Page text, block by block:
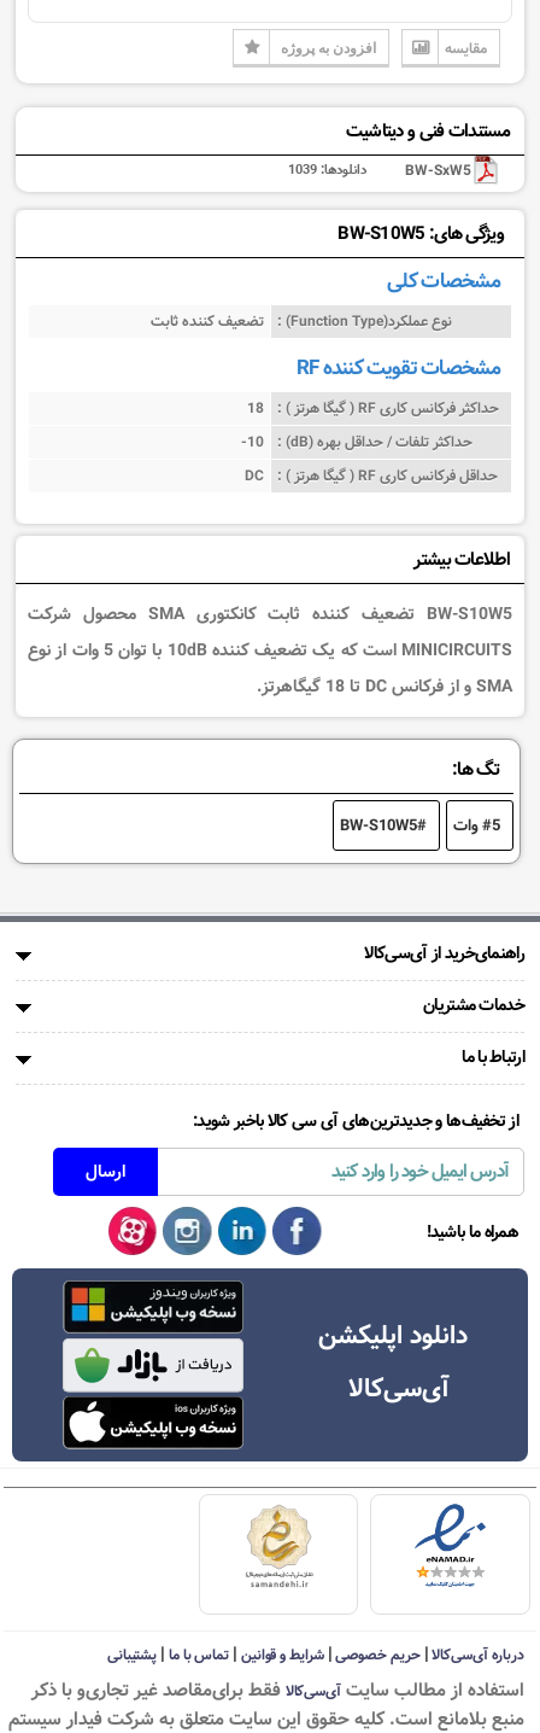
مقایسه افزودن به پروژه
مستندات فنی و دیتاشیت
BW-SxW5 دانلودها: 1039
ویژگی های: BW-S10W5
مشخصات کلی
نوع عملکرد(Function Type) : تضعیف کننده ثابت
مشخصات تقویت کننده RF
حداکثر فرکانس کاری RF ( گیگا هرتز ) :
18
حداکثر تلفات / حداقل بهره (dB) :
-10
حداقل فرکانس کاری RF ( گیگا هرتز ) :
DC
اطلاعات بیشتر
BW-S10W5 تضعیف کننده ثابت کانکتوری
SMA محصول شرکت
MINICIRCUITS است که یک
تضعیف کننده 10dB با توان 5
وات از نوع
SMA و از فرکانس DC تا 18 گیگاهرتز.
تگ ها:
5 وات BW-S10W5
راهنمای‌خرید از آی‌سی‌کالا
خدمات مشتریان
ارتباط با ما
از تخفیف‌ها و جدیدترین‌های آی سی کالا باخبر شوید:
همراه ما باشید!
دانلود اپلیکشن
آی‌سی‌کالا
درباره آی‌سی‌کالا|حریم خصوصی|شرایط و قوانین | تماس با ما| پشتیبانی
استفاده از مطالب سايت آی‌سی‌کالا فقط برای‌مقاصد غیر تجاری‌و با ذکر
منبع بلامانع است. کليه حقوق اين سايت متعلق به شرکت فیدار سیستم